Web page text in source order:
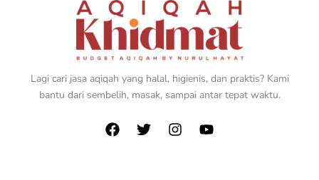
Lagi cari jasa aqiqah yang halal, higienis, dan praktis? Kami
bantu dari sembelih, masak, sampai antar tepat waktu.